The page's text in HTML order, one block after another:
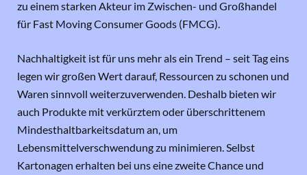
zu einem starken Akteur im Zwischen- und Großhandel
für Fast Moving Consumer Goods (FMCG).
Nachhaltigkeit ist für uns mehr als ein Trend – seit Tag eins
legen wir großen Wert darauf, Ressourcen zu schonen und
Waren sinnvoll weiterzuverwenden. Deshalb bieten wir
auch Produkte mit verkürztem oder überschrittenem
Mindesthaltbarkeitsdatum an, um
Lebensmittelverschwendung zu minimieren. Selbst
Kartonagen erhalten bei uns eine zweite Chance und